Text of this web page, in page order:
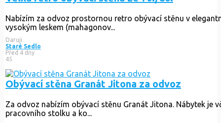
Nábytek Jitona 60. léta
Dobrý den, nabízím za odvoz 3 ks nábytku JITONA ze 60.
Vyměním
Praha 5
Před 10 měsíci
1122
Nabízím za odvoz prostornou retro obývací stěnu v